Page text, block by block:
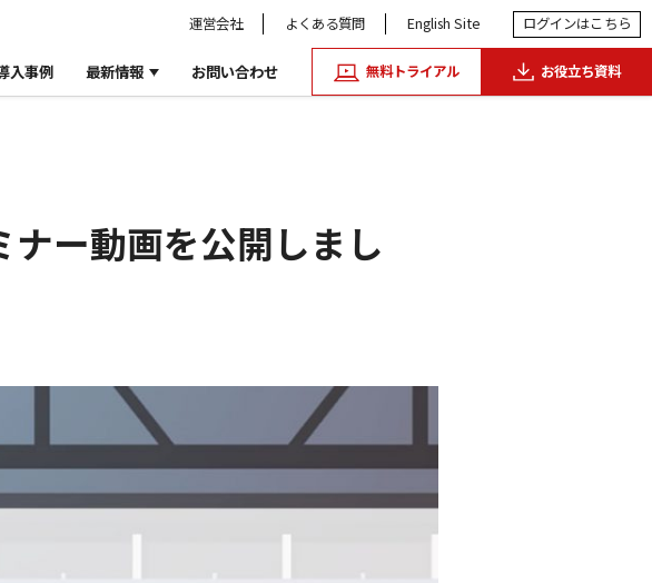
入事例 最新情報 お問い合わせ 無料トライアル お役立ち資料
ログインはこちら
運営会社 よくある質問 English Site
ー動画を公開しまし